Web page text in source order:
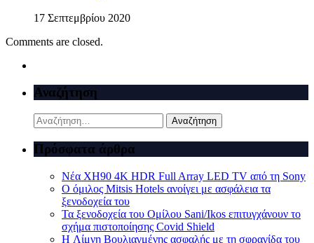
17 Σεπτεμβρίου 2020
Comments are closed.
Αναζήτηση
Αναζήτηση
για:
Πρόσφατα άρθρα
Νέα XH90 4K HDR Full Array LED TV από τη Sony
Ο όμιλος Mitsis Hotels ανοίγει με ασφάλεια τα
ξενοδοχεία του
Τα ξενοδοχεία του Ομίλου Sani/Ikos επιτυγχάνουν το
σχήμα πιστοποίησης Covid Shield
H Λίμνη Βουλιαγμένης ασφαλής με τη σφραγίδα του